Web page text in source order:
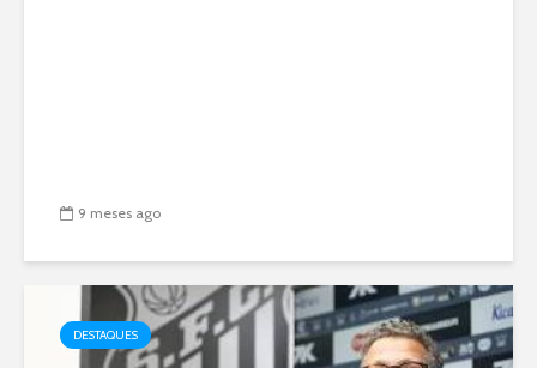
9 meses ago
DESTAQUES